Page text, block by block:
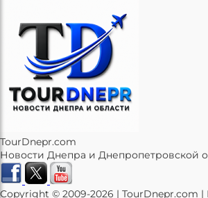
TourDnepr.com
Новости Днепра и Днепропетровской
Copyright © 2009-2026 | TourDnepr.com